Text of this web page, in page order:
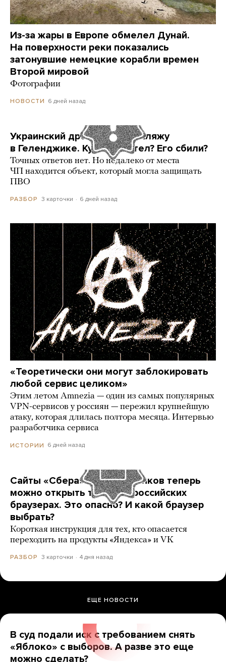
Из-за жары в Европе обмелел Дунай.
На поверхности реки показались
затонувшие немецкие корабли времен
Второй мировой
Фотографии
НОВОСТИ 6 дней назад
Украинский дрон попал по пляжу
в Геленджике. Куда он летел? Его сбили?
Точных ответов нет. Но недалеко от места
ЧП находится объект, который могла защищать
ПВО
РАЗБОР 3 карточки 6 дней назад
«Теоретически они могут заблокировать
любой сервис целиком»
Этим летом Amnezia — один из самых популярных
VPN-сервисов у россиян — пережил крупнейшую
атаку, которая длилась полтора месяца. Интервью
разработчика сервиса
ИСТОРИИ 6 дней назад
Сайты «Сбера» и других банков теперь
можно открыть только в российских
браузерах. Это опасно? И какой браузер
выбрать?
Короткая инструкция для тех, кто опасается
переходить на продукты «Яндекса» и VK
РАЗБОР 3 карточки 4 дня назад
ЕЩЕ НОВОСТИ
В суд подали иск с требованием снять
«Яблоко» с выборов. А разве это еще
можно сделать?